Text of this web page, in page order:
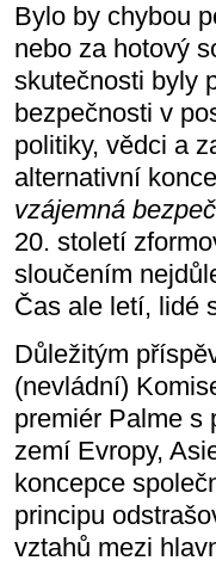
Bylo by chybou
nebo za hotový
skutečnosti byly
bezpečnosti v
politiky, vědci a
alternativní
vzájemná
20. století
sloučením
Čas ale letí, lidé
Důležitým
(nevládní)
premiér Palme s
zemí Evropy,
koncepce
principu
vztahů mezi